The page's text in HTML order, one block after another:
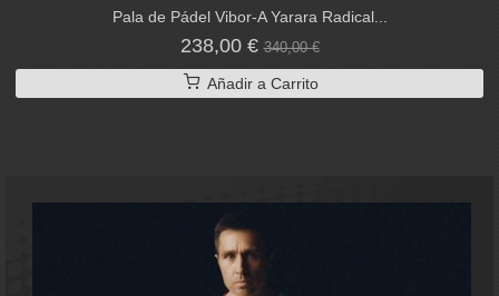
Pala de Pádel Vibor-A Yarara Radical...
238,00 €340,00 €
Añadir a Carrito